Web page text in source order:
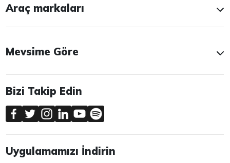
Araç markaları
Mevsime Göre
Bizi Takip Edin
Uygulamamızı İndirin